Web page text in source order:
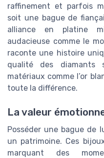
raffinement et parfois
soit une bague de
alliance en platine
audacieuse comme le
raconte une histoire
qualité des
matériaux comme l’or
toute la différence.
La valeur
Posséder une bague de
un patrimoine. Ces
marquant des